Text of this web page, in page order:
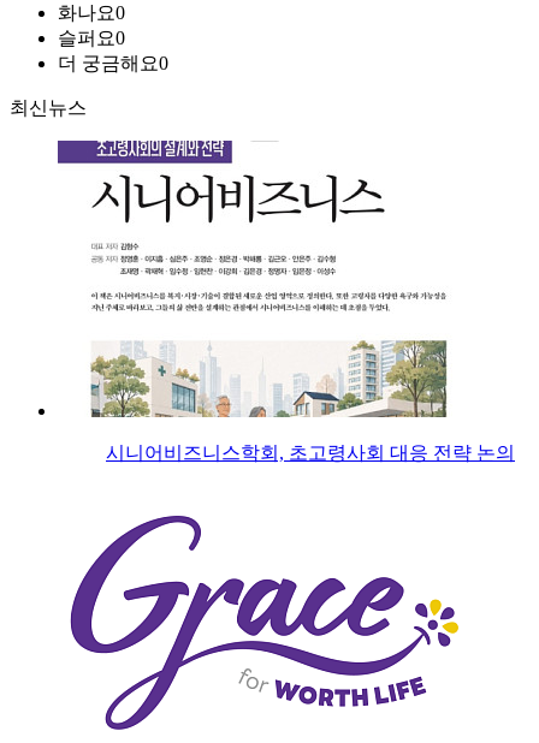
화나요0
슬퍼요0
더 궁금해요0
최신뉴스
시니어비즈니스학회, 초고령사회 대응 전략 논의